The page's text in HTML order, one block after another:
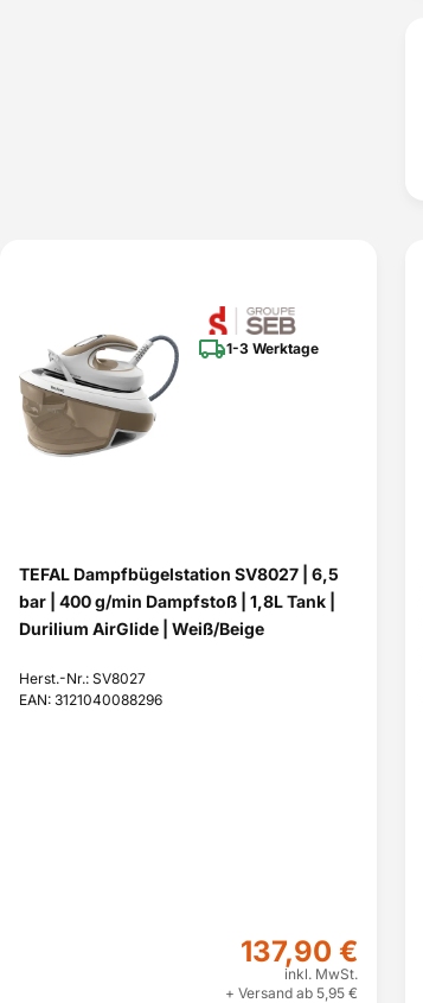
1-3 Werktage
TEFAL Dampfbügelstation SV8027 | 6,5
bar | 400 g/min Dampfstoß | 1,8L Tank |
Durilium AirGlide | Weiß/Beige
Herst.-Nr.: SV8027
EAN: 3121040088296
137,90 €
inkl. MwSt.
+ Versand ab 5,95 €